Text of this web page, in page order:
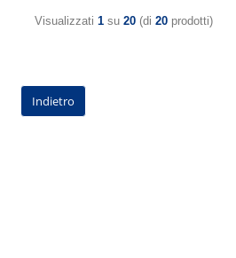
Visualizzati 1 su 20 (di 20 prodotti)
Indietro